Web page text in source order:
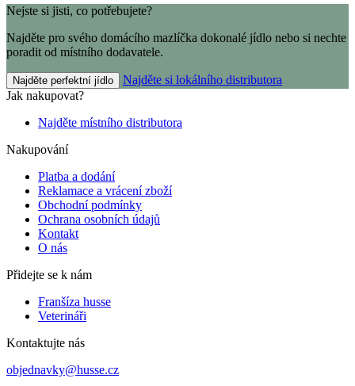
Nejste si jisti, co potřebujete?
Najděte pro svého domácího mazlíčka dokonalé jídlo nebo si nechte
poradit od místního dodavatele.
Najděte perfektní jídlo
Najděte si lokálního distributora
Jak nakupovat?
Najděte místního distributora
Nakupování
Platba a dodání
Reklamace a vrácení zboží
Obchodní podmínky
Ochrana osobních údajů
Kontakt
O nás
Přidejte se k nám
Franšíza husse
Veterináři
Kontaktujte nás
objednavky@husse.cz